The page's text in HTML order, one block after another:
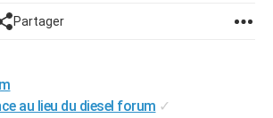
Partager
au lieu du diesel forum ✓